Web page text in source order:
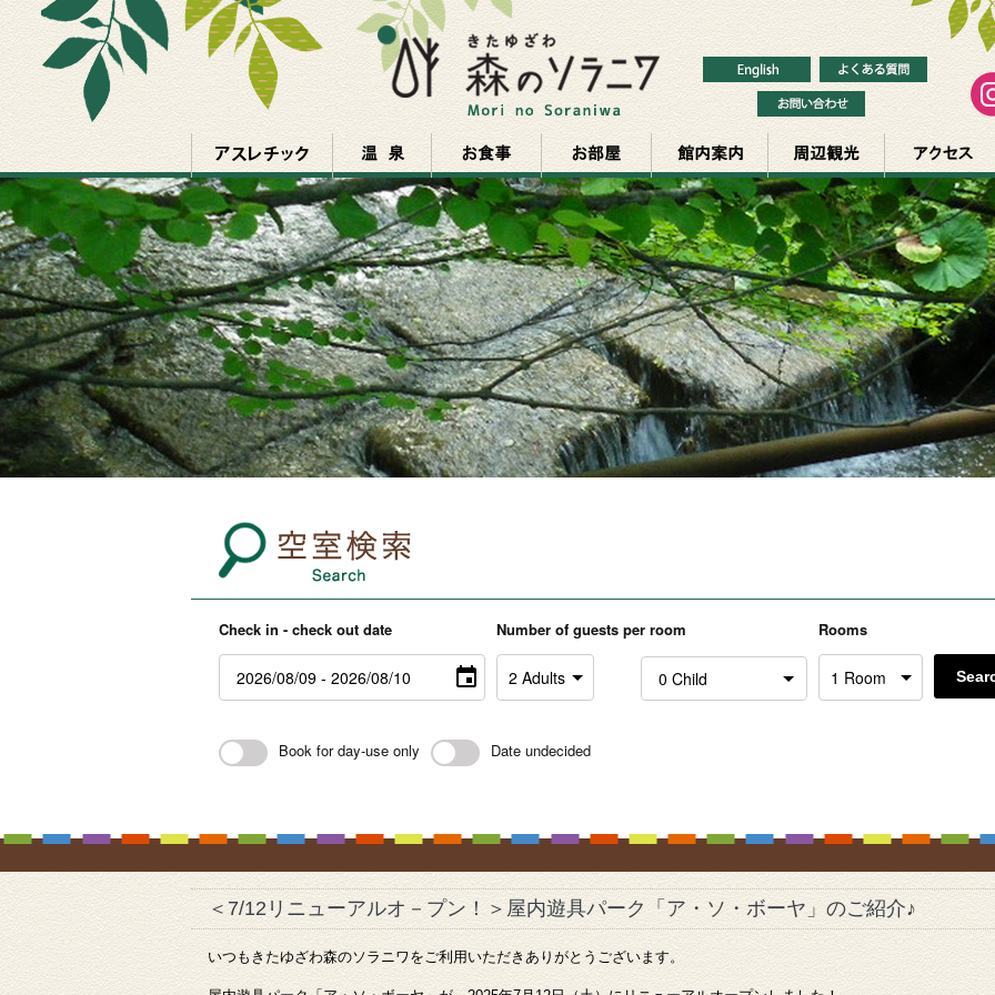
Check in - check out date Number of guests per room Rooms
Book for day-use only Date undecided
＜7/12リニューアルオ－プン！＞屋内遊具パーク「ア・ソ・ボーヤ」のご紹介♪
いつもきたゆざわ森のソラニワをご利用いただきありがとうございます。